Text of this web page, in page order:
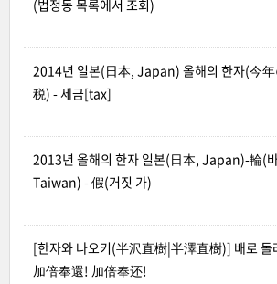
(법정동 목록에서 조회)
2014년 일본(日本, Japan) 올해의 한자(今
税) - 세금[tax]
2013년 올해의 한자 일본(日本, Japan)-輪(
Taiwan) - 假(거짓 가)
[한자와 나오키(半沢直樹|半澤直樹)] 배로
加倍奉還! 加倍奉还!